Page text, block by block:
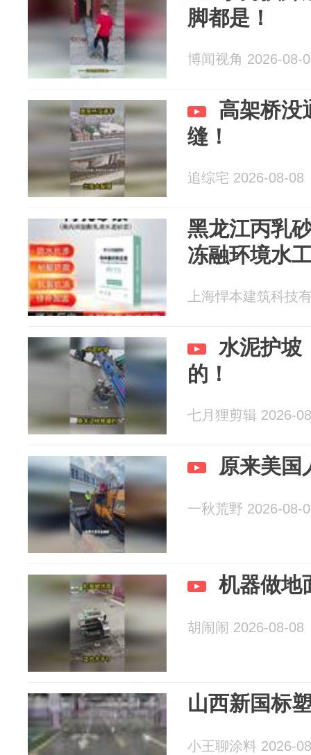
脚都是！
博闻视角 2026-08-
高架桥没
缝！
追综宅 2026-08-08
黑龙江丙乳
冻融环境水
上海悍本建筑科技
水泥护坡
的！
七月狸剪辑 2026-
原来美国
一秋荒野 2026-08-
机器做地
胡闹闹 2026-08-08
山西新国标
小王聊涂料 2026-